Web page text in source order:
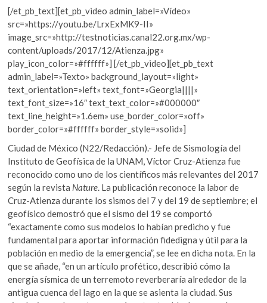
[/et_pb_text][et_pb_video admin_label=»Vídeo»
src=»https://youtu.be/LrxExMK9-II»
image_src=»http://testnoticias.canal22.org.mx/wp-
content/uploads/2017/12/Atienza.jpg»
play_icon_color=»#ffffff»] [/et_pb_video][et_pb_text
admin_label=»Texto» background_layout=»light»
text_orientation=»left» text_font=»Georgia||||»
text_font_size=»16″ text_text_color=»#000000″
text_line_height=»1.6em» use_border_color=»off»
border_color=»#ffffff» border_style=»solid»]
Ciudad de México (N22/Redacción).- Jefe de Sismología del
Instituto de Geofísica de la UNAM, Víctor Cruz-Atienza fue
reconocido como uno de los científicos más relevantes del 2017
según la revista Nature. La publicación reconoce la labor de
Cruz-Atienza durante los sismos del 7 y del 19 de septiembre; el
geofísico demostró que el sismo del 19 se comportó
“exactamente como sus modelos lo habían predicho y fue
fundamental para aportar información fidedigna y útil para la
población en medio de la emergencia”, se lee en dicha nota. En la
que se añade, “en un artículo profético, describió cómo la
energía sísmica de un terremoto reverberaría alrededor de la
antigua cuenca del lago en la que se asienta la ciudad. Sus